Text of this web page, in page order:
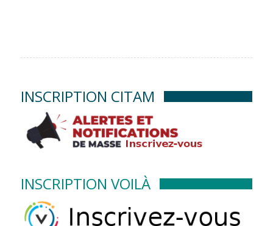
INSCRIPTION CITAM
INSCRIPTION VOILÀ